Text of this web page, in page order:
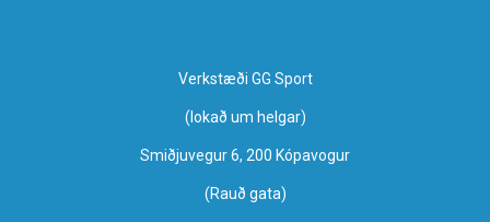
Verkstæði GG Sport
​(lokað um helgar)
Smiðjuvegur 6, 200 Kópavogur
(Rauð gata)